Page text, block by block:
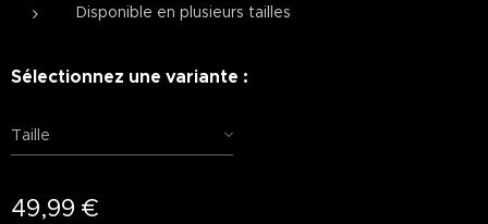
Disponible en plusieurs tailles
Sélectionnez une variante :
Taille
49,99 €